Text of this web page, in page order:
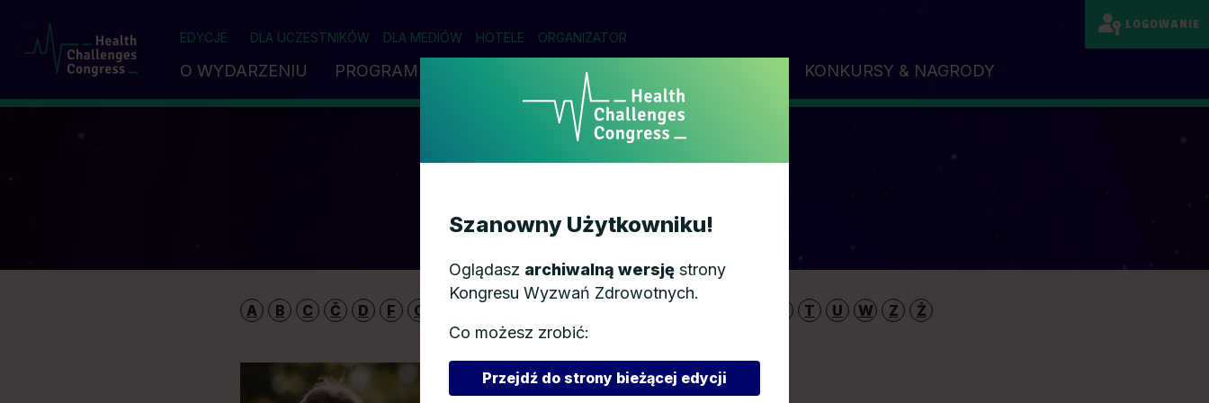
EDYCJE DLA UCZESTNIKÓW DLA MEDIÓW HOTELE ORGANIZATOR
O WYDARZENIU PROGRAM PARTNERZY KONKURSY & NAGRODY
LOGOWANIE
PRELEGENCI
A B C Č D F G T U W Z Ż
Szanowny Użytkowniku!
Oglądasz archiwalną wersję strony
Kongresu Wyzwań Zdrowotnych.
Co możesz zrobić:
Przejdź do strony bieżącej edycji